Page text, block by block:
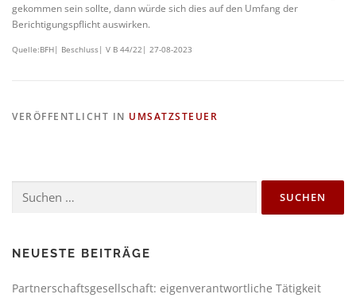
gekommen sein sollte, dann würde sich dies auf den Umfang der
Berichtigungspflicht auswirken.
Quelle:BFH| Beschluss| V B 44/22| 27-08-2023
VERÖFFENTLICHT IN UMSATZSTEUER
NEUESTE BEITRÄGE
Partnerschaftsgesellschaft: eigenverantwortliche Tätigkeit